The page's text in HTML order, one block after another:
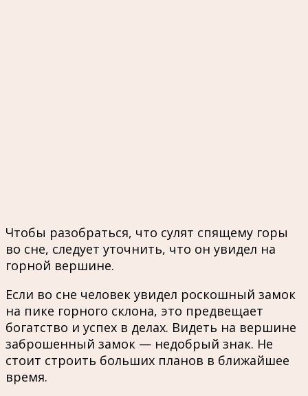
Чтобы разобраться, что сулят спящему горы
во сне, следует уточнить, что он увидел на
горной вершине.
Если во сне человек увидел роскошный замок
на пике горного склона, это предвещает
богатство и успех в делах. Видеть на вершине
заброшенный замок — недобрый знак. Не
стоит строить больших планов в ближайшее
время.